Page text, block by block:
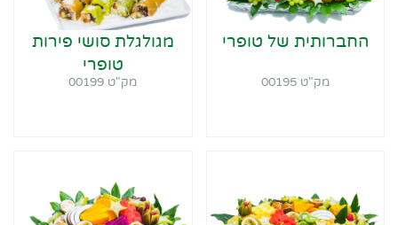
החברותית של טופרי
מק"ט 00195
מגולגלת סושי פירות
טופרי
מק"ט 00199